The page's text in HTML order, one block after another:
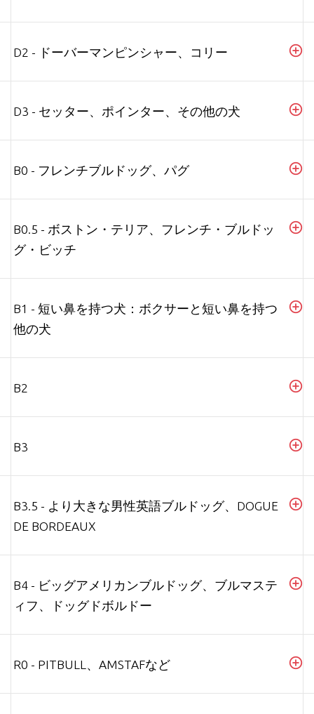
D2 - ドーバーマンピンシャー、コリー
D3 - セッター、ポインター、その他の犬
B0 - フレンチブルドッグ、パグ
B0.5 - ボストン・テリア、フレンチ・ブルドッ
グ・ビッチ
B1 - 短い鼻を持つ犬：ボクサーと短い鼻を持つ
他の犬
B2
B3
B3.5 - より大きな男性英語ブルドッグ、DOGUE
DE BORDEAUX
B4 - ビッグアメリカンブルドッグ、ブルマステ
ィフ、ドッグドボルドー
R0 - PITBULL、AMSTAFなど